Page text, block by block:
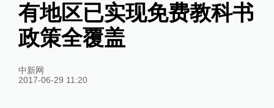
有地区已实现免费教科书
政策全覆盖
中新网
2017-06-29 11:20